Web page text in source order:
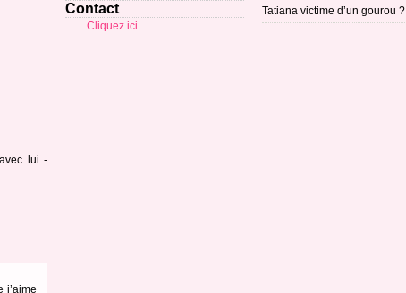
lui -
j’aime
Tatiana victime d’un gourou ?
Contact
Cliquez ici